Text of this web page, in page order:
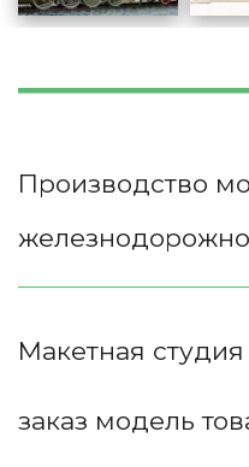
Производство
Макетная студия
заказ модель